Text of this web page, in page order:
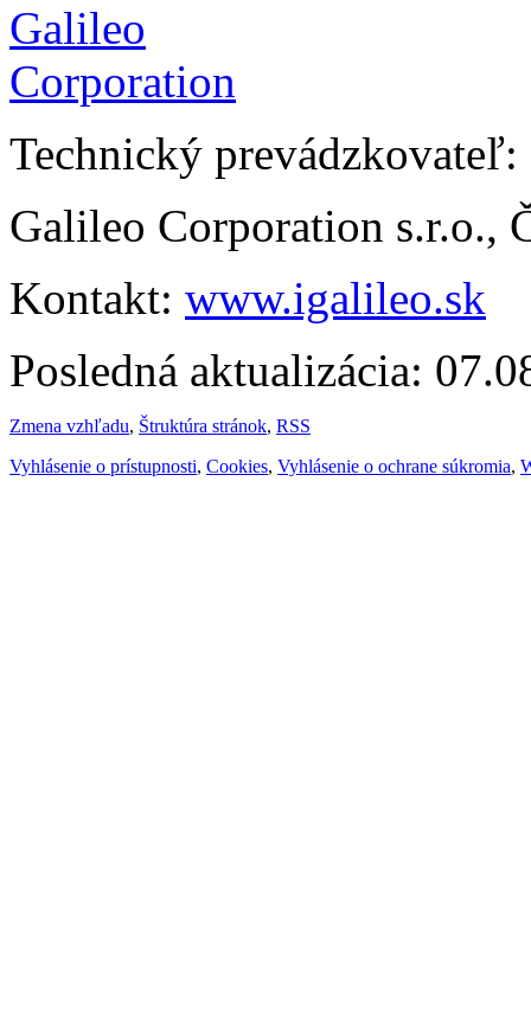
Technický prevádzkovateľ:
Galileo Corporation s.r.o.,
Kontakt: www.igalileo.sk
Posledná aktualizácia:
Zmena vzhľadu, Štruktúra stránok, RSS
Vyhlásenie o prístupnosti, Cookies, Vyhlásenie o ochrane súkromia,